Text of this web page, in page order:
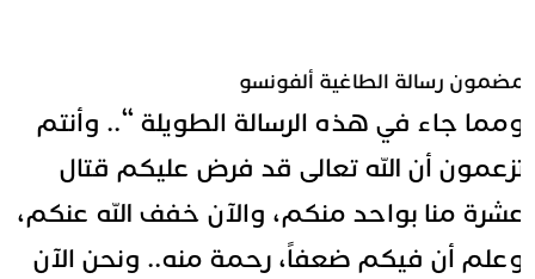
رسالة الطاغية ألفونسو
جاء في هذه الرسالة الطويلة “.. وأنتم
أن الله تعالى قد فرض عليكم قتال
منا بواحد منكم، والآن خفف الله عنكم،
أن فيكم ضعفاً، رحمة منه.. ونحن الآن